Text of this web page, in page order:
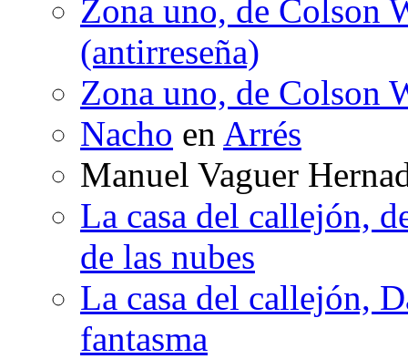
Zona uno, de Colson
(antirreseña)
Zona uno, de Colson
Nacho en Arrés
Manuel Vaguer
La casa del callejón,
de las nubes
La casa del callejón,
fantasma